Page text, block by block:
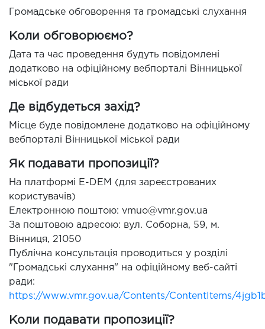
Громадське обговорення та громадські слухання
Коли обговорюємо?
Дата та час проведення будуть повідомлені
додатково на офіційному вебпорталі Вінницької
міської ради
Де відбудеться захід?
Місце буде повідомлене додатково на офіційному
вебпорталі Вінницької міської ради
Як подавати пропозиції?
На платформі E-DEM (для зареєстрованих
користувачів)
Електронною поштою: vmuo@vmr.gov.ua
За поштовою адресою: вул. Соборна, 59, м.
Вінниця, 21050
Публічна консультація проводиться у розділі
"Громадські слухання" на офіційному веб-сайті
ради:
https://www.vmr.gov.ua/Contents/ContentItems/
Коли подавати пропозиції?